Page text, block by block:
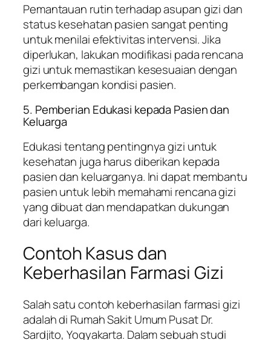
Pemantauan rutin terhadap asupan gizi dan
status kesehatan pasien sangat penting
untuk menilai efektivitas intervensi. Jika
diperlukan, lakukan modifikasi pada rencana
gizi untuk memastikan kesesuaian dengan
perkembangan kondisi pasien.
5. Pemberian Edukasi kepada Pasien dan
Keluarga
Edukasi tentang pentingnya gizi untuk
kesehatan juga harus diberikan kepada
pasien dan keluarganya. Ini dapat membantu
pasien untuk lebih memahami rencana gizi
yang dibuat dan mendapatkan dukungan
dari keluarga.
Contoh Kasus dan
Keberhasilan Farmasi Gizi
Salah satu contoh keberhasilan farmasi gizi
adalah di Rumah Sakit Umum Pusat Dr.
Sardjito, Yogyakarta. Dalam sebuah studi